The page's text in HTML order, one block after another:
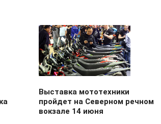
Выставка мототехники
пройдет на Северном речном
вокзале 14 июня